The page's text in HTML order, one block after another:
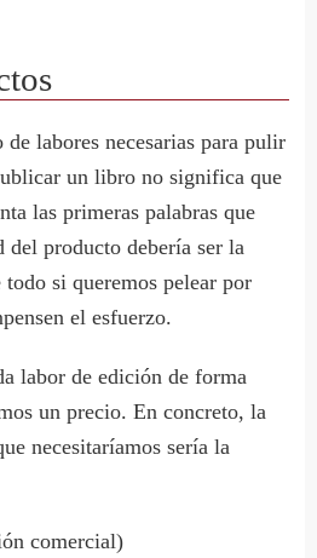
de labores necesarias para pulir
un libro no significa que
las primeras palabras que
del producto debería ser la
si queremos pelear por
el esfuerzo.
labor de edición de forma
un precio. En concreto, la
necesitaríamos sería la
comercial)